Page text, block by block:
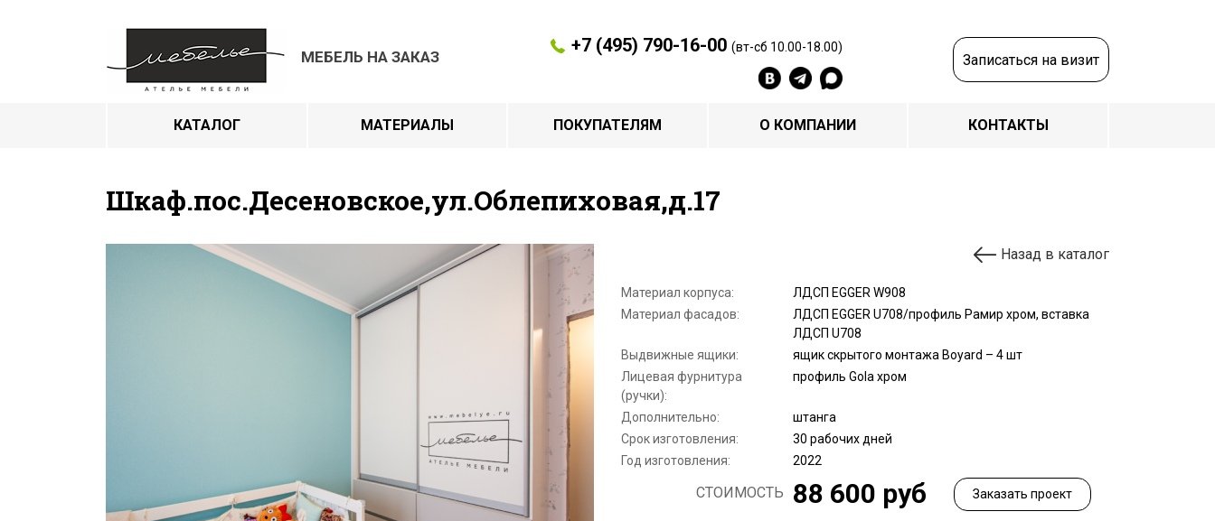
МЕБЕЛЬ НА ЗАКАЗ
+7 (495) 790-16-00 (вт-сб 10.00-18.00)
Записаться на визит
КАТАЛОГ МАТЕРИАЛЫ ПОКУПАТЕЛЯМ О КОМПАНИИ КОНТАКТЫ
Шкаф.пос.Десеновское,ул.Облепиховая,д.17
Назад в каталог
Материал корпуса:
ЛДСП EGGER W908
Материал фасадов:
ЛДСП EGGER U708/профиль Рамир хром, вставка
ЛДСП U708
Выдвижные ящики:
ящик скрытого монтажа Boyard – 4 шт
Лицевая фурнитура
(ручки):
профиль Gola хром
Дополнительно:
штанга
Срок изготовления:
30 рабочих дней
Год изготовления:
2022
СТОИМОСТЬ 88 600 руб Заказать проект